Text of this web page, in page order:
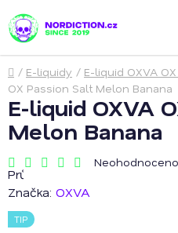
na
obsah
Domů
/ E-liquidy / E-liquid OXVA
OX Passion Salt Melon Banana
E-liquid OXVA
Melon Banana
Průměrné
hodnocení
produktu
je
0,0
Neohodnoceno
Značka: OXVA
TIP